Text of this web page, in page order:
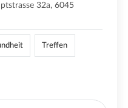
32a, 6045
Treffen